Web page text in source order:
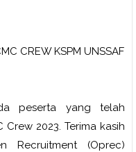
CREW KSPM UNSSAF
peserta yang telah
2023. Terima kasih
Recruitment (Oprec)